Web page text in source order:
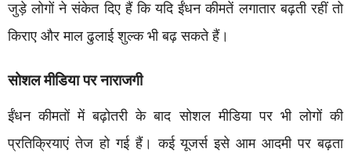
जुड़े लोगों ने संकेत दिए हैं कि यदि ईंधन कीमतें लगातार बढ़ती रहीं तो
किराए और माल ढुलाई शुल्क भी बढ़ सकते हैं।
सोशल मीडिया पर नाराजगी
ईंधन कीमतों में बढ़ोतरी के बाद सोशल मीडिया पर भी लोगों की
प्रतिक्रियाएं तेज हो गई हैं। कई यूजर्स इसे आम आदमी पर बढ़ता